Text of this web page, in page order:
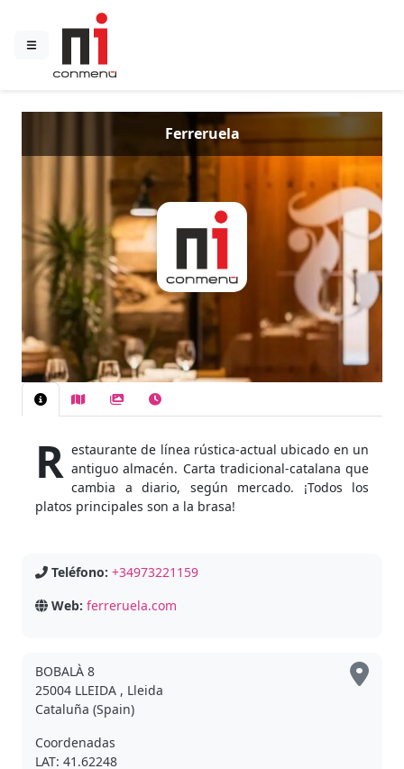
Ferreruela
R estaurante de línea rústica-actual ubicado en un
antiguo almacén. Carta tradicional-catalana que
cambia a diario, según mercado. ¡Todos los
platos principales son a la brasa!
Teléfono: +34973221159
Web: ferreruela.com
BOBALÀ 8
25004 LLEIDA , Lleida
Cataluña (Spain)
Coordenadas
LAT: 41.62248